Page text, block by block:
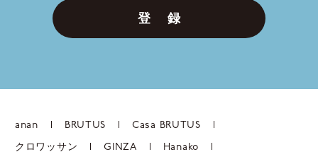
登 録
anan BRUTUS Casa BRUTUS
クロワッサン GINZA Hanako